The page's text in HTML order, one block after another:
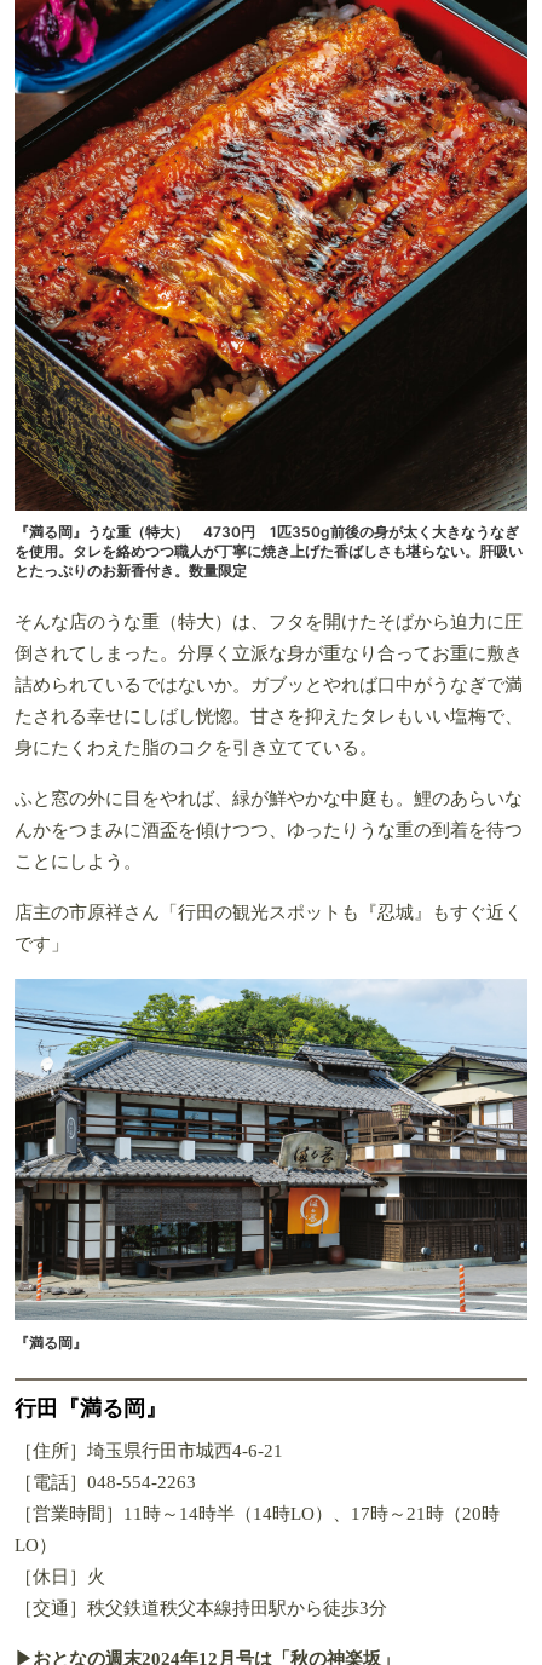
『満る岡』うな重（特大） 4730円 1匹350g前後の身が太く大きなうなぎ
を使用。タレを絡めつつ職人が丁寧に焼き上げた香ばしさも堪らない。肝吸い
とたっぷりのお新香付き。数量限定
そんな店のうな重（特大）は、フタを開けたそばから迫力に圧
倒されてしまった。分厚く立派な身が重なり合ってお重に敷き
詰められているではないか。ガブッとやれば口中がうなぎで満
たされる幸せにしばし恍惚。甘さを抑えたタレもいい塩梅で、
身にたくわえた脂のコクを引き立てている。
ふと窓の外に目をやれば、緑が鮮やかな中庭も。鯉のあらいな
んかをつまみに酒盃を傾けつつ、ゆったりうな重の到着を待つ
ことにしよう。
店主の市原祥さん「行田の観光スポットも『忍城』もすぐ近く
です」
『満る岡』
行田『満る岡』
［住所］埼玉県行田市城西4-6-21
［電話］048-554-2263
［営業時間］11時～14時半（14時LO）、17時～21時（20時
LO）
［休日］火
［交通］秩父鉄道秩父本線持田駅から徒歩3分
▶おとなの週末2024年12月号は「秋の神楽坂」